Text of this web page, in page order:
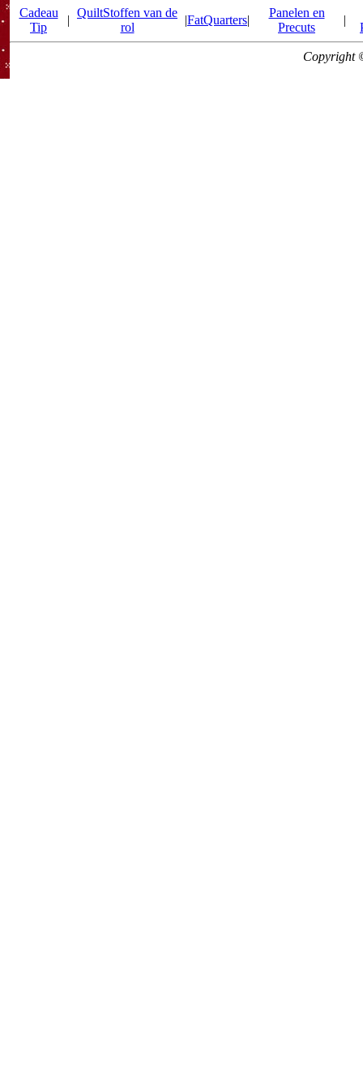
Cadeau
Tip
|
QuiltStoffen van de
rol
|FatQuarters|
Panelen en
Precuts
|
Copyright